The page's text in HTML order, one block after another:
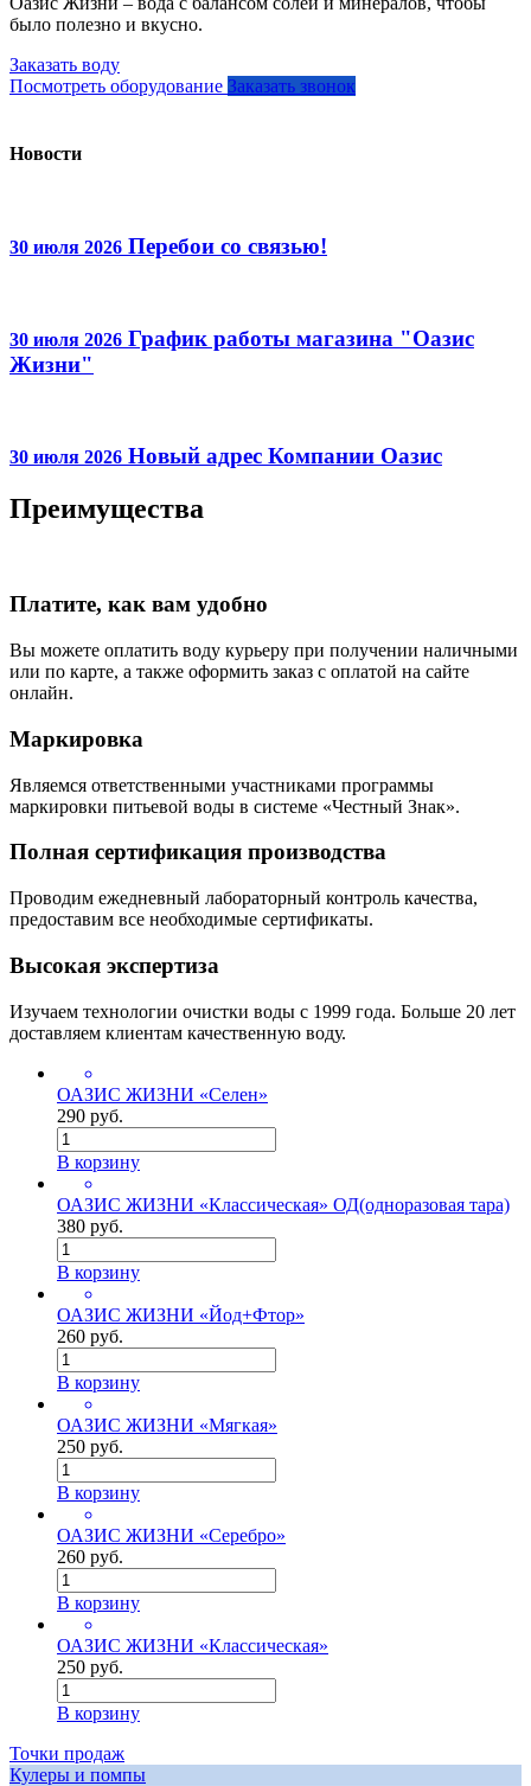
было полезно и вкусно.
Заказать воду
Посмотреть оборудование Заказать звонок
Новости
30 июля 2026 Перебои со связью!
30 июля 2026 График работы магазина "Оазис
Жизни"
30 июля 2026 Новый адрес Компании Оазис
Преимущества
Платите, как вам удобно
Вы можете оплатить воду курьеру при получении наличными
или по карте, а также оформить заказ с оплатой на сайте
онлайн.
Маркировка
Являемся ответственными участниками программы
маркировки питьевой воды в системе «Честный Знак».
Полная сертификация производства
Проводим ежедневный лабораторный контроль качества,
предоставим все необходимые сертификаты.
Высокая экспертиза
Изучаем технологии очистки воды с 1999 года. Больше 20 лет
доставляем клиентам качественную воду.
ОАЗИС ЖИЗНИ «Селен»
290 руб.
В корзину
ОАЗИС ЖИЗНИ «Классическая» ОД(одноразовая тара)
380 руб.
В корзину
ОАЗИС ЖИЗНИ «Йод+Фтор»
260 руб.
В корзину
ОАЗИС ЖИЗНИ «Мягкая»
250 руб.
В корзину
ОАЗИС ЖИЗНИ «Серебро»
260 руб.
В корзину
ОАЗИС ЖИЗНИ «Классическая»
250 руб.
В корзину
Точки продаж
Кулеры и помпы